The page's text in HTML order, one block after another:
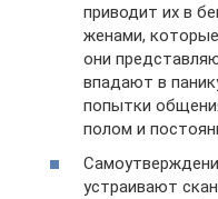
приводит их в
женами,
они
впадают в
попытки
полом и
устраивают